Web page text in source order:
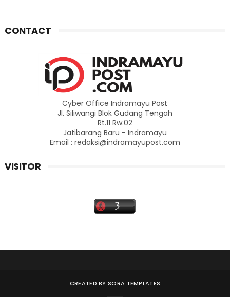
CONTACT
Cyber Office Indramayu Post
Jl. Siliwangi Blok Gudang Tengah
Rt.11 Rw.02
Jatibarang Baru - Indramayu
Email : redaksi@indramayupost.com
VISITOR
CREATED BYSORA TEMPLATES